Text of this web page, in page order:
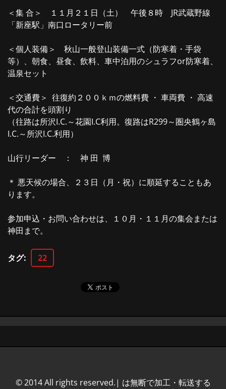
＜集 合＞ １１月２１日（土） 午後８時 JR武蔵野線
「新座駅」南口ロータリー前
＜個人装備＞ 秋山一般登山装備一式（防寒着・手袋
等）、朝食、昼食、飲料、車中泊用のシュラフor防寒着、
温泉セット
＜交通費＞ 往復約２００ｋｍの燃料費 ・ 車両費 ・ 高速
代の合計を頭割り
（往路は所沢I.C.～花園I.C利用。復路はR299～圏央鶴ヶ島
I.C.～所沢I.C.利用）
山行リーダー ： 神 田 博
＊ 悪天候の場合、２３日（月・祝）に順延することもあ
ります。
参加申込・お問い合わせは、１０月・１１月の集会または
神田まで。
タグ: 22
© 2014 All rights reserved.| は無断で加工・転送する